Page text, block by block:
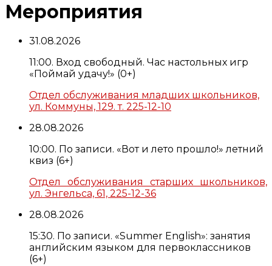
Мероприятия
31.08.2026
11:00. Вход свободный. Час настольных игр
«Поймай удачу!» (0+)
Отдел обслуживания младших школьников,
ул. Коммуны, 129. т. 225-12-10
28.08.2026
10:00. По записи. «Вот и лето прошло!» летний
квиз (6+)
Отдел обслуживания старших школьников,
ул. Энгельса, 61, 225-12-36
28.08.2026
15:30. По записи. «Summer English»: занятия
английским языком для первоклассников
(6+)